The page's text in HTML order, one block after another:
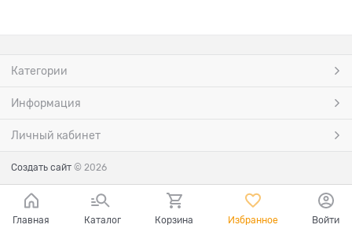
Категории
Информация
Личный кабинет
Создать сайт © 2026
Главная Каталог Корзина Избранное Войти